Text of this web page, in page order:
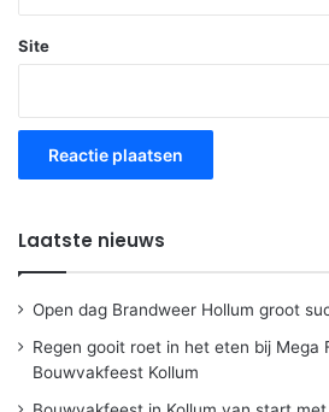
Site
Laatste nieuws
Open dag Brandweer Hollum groot
Regen gooit roet in het eten bij Mega
Bouwvakfeest Kollum